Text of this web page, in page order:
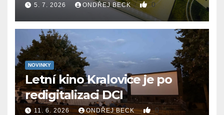
5. 7. 2026 ONDŘEJ BECK 0
NOVINKY
Letní kino Kralovice je po
redigitalizaci DCI
11. 6. 2026 ONDŘEJ BECK 0